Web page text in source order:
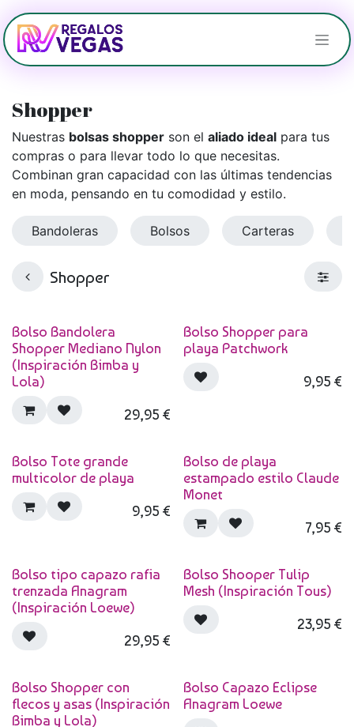
Ir al contenido
Shopper
Nuestras bolsas shopper son el aliado ideal para tus
compras o para llevar todo lo que necesitas.
Combinan gran capacidad con las últimas tendencias
en moda, pensando en tu comodidad y estilo.
Bandoleras Bolsos Carteras
Shopper
Bolso Bandolera
Shopper Mediano Nylon
(Inspiración Bimba y
Lola)
29,95 €
Bolso Shopper para
playa Patchwork
9,95 €
Bolso Tote grande
multicolor de playa
9,95 €
Bolso de playa
estampado estilo Claude
Monet
7,95 €
Bolso tipo capazo rafia
trenzada Anagram
(Inspiración Loewe)
29,95 €
Bolso Shooper Tulip
Mesh (Inspiración Tous)
23,95 €
Bolso Shopper con
flecos y asas (Inspiración
Bimba y Lola)
Bolso Capazo Eclipse
Anagram Loewe